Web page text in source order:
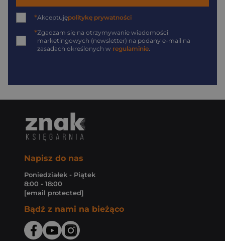
*Akceptujępolitykę prywatności
*Zgadzam się na otrzymywanie wiadomości
marketingowych (newsletter) na podany e-mail na
zasadach określonych w regulaminie.
Napisz do nas
Poniedziałek - Piątek
8:00 - 18:00
[email protected]
Bądź z nami na bieżąco